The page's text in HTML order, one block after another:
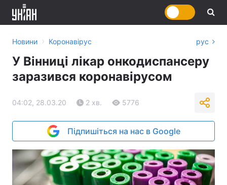
Новини › Коронавірус рус
У Вінниці лікар онкодиспансеру
заразився коронавірусом
04:02, 28.03.20 2 хв. 5776
Підпишіться на нас в Google